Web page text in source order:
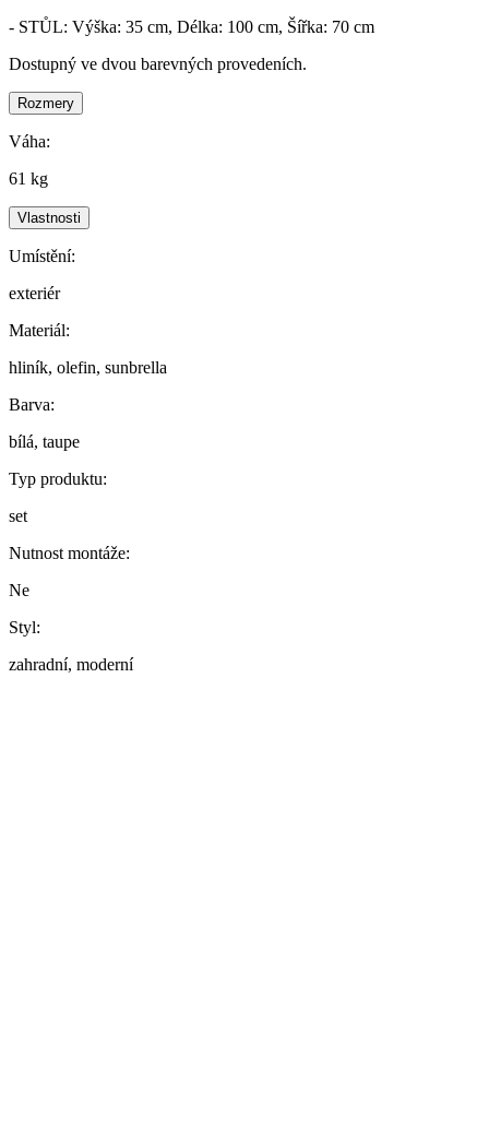
- STŮL: Výška: 35 cm, Délka: 100 cm, Šířka: 70 cm
Dostupný ve dvou barevných provedeních.
Rozmery
Váha:
61 kg
Vlastnosti
Umístění:
exteriér
Materiál:
hliník, olefin, sunbrella
Barva:
bílá, taupe
Typ produktu:
set
Nutnost montáže:
Ne
Styl:
zahradní, moderní